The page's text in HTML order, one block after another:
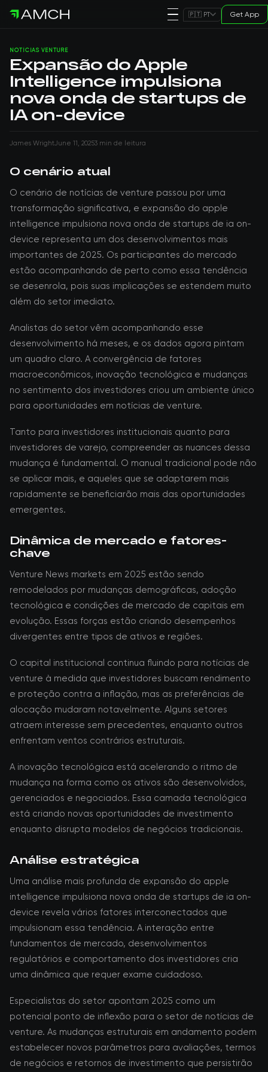
🇵🇹 PT Get App
NOTÍCIAS VENTURE
Expansão do Apple
Intelligence impulsiona
nova onda de startups de
IA on-device
James WrightJune 11, 20253 min de leitura
O cenário atual
O cenário de notícias de venture passou por uma
transformação significativa, e expansão do apple
intelligence impulsiona nova onda de startups de ia on-
device representa um dos desenvolvimentos mais
importantes de 2025. Os participantes do mercado
estão acompanhando de perto como essa tendência
se desenrola, pois suas implicações se estendem muito
além do setor imediato.
Analistas do setor vêm acompanhando esse
desenvolvimento há meses, e os dados agora pintam
um quadro claro. A convergência de fatores
macroeconômicos, inovação tecnológica e mudanças
no sentimento dos investidores criou um ambiente único
para oportunidades em notícias de venture.
Tanto para investidores institucionais quanto para
investidores de varejo, compreender as nuances dessa
mudança é fundamental. O manual tradicional pode não
se aplicar mais, e aqueles que se adaptarem mais
rapidamente se beneficiarão mais das oportunidades
emergentes.
Dinâmica de mercado e fatores-
chave
Venture News markets em 2025 estão sendo
remodelados por mudanças demográficas, adoção
tecnológica e condições de mercado de capitais em
evolução. Essas forças estão criando desempenhos
divergentes entre tipos de ativos e regiões.
O capital institucional continua fluindo para notícias de
venture à medida que investidores buscam rendimento
e proteção contra a inflação, mas as preferências de
alocação mudaram notavelmente. Alguns setores
atraem interesse sem precedentes, enquanto outros
enfrentam ventos contrários estruturais.
A inovação tecnológica está acelerando o ritmo de
mudança na forma como os ativos são desenvolvidos,
gerenciados e negociados. Essa camada tecnológica
está criando novas oportunidades de investimento
enquanto disrupta modelos de negócios tradicionais.
Análise estratégica
Uma análise mais profunda de expansão do apple
intelligence impulsiona nova onda de startups de ia on-
device revela vários fatores interconectados que
impulsionam essa tendência. A interação entre
fundamentos de mercado, desenvolvimentos
regulatórios e comportamento dos investidores cria
uma dinâmica que requer exame cuidadoso.
Especialistas do setor apontam 2025 como um
potencial ponto de inflexão para o setor de notícias de
venture. As mudanças estruturais em andamento podem
estabelecer novos parâmetros para avaliações, termos
de negócios e retornos de investimento que persistirão